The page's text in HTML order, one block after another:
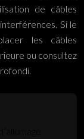
de câbles
Si le
les câbles
ou consultez